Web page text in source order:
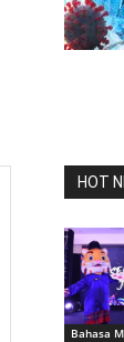
HOT
Bahasa